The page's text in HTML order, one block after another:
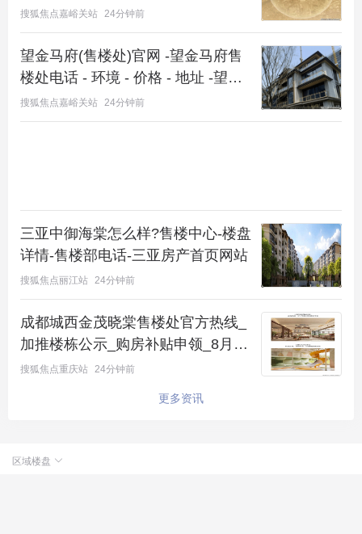
站→楼盘测评→售楼中心电话→楼盘
百科→24小时热线电话→望金马府
楼盘欢迎您!
搜狐焦点嘉峪关站 24分钟前
望金马府(售楼处)官网 -望金马府售
楼处电话 - 环境 - 价格 - 地址 -望金
马府楼盘详情 - 配套 - 电话 - 交房时
间 - 配套 - 电话
搜狐焦点嘉峪关站 24分钟前
三亚中御海棠怎么样?售楼中心-楼盘
详情-售楼部电话-三亚房产首页网站
搜狐焦点丽江站 24分钟前
成都城西金茂晓棠售楼处官方热线_
加推楼栋公示_购房补贴申领_8月最
新价格
搜狐焦点重庆站 24分钟前
更多资讯
区域楼盘